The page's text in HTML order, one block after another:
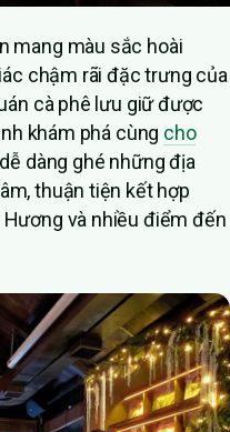
mang màu sắc hoài
chậm rãi đặc trưng của
cà phê lưu giữ được
khám phá cùng cho
dàng ghé những địa
thuận tiện kết hợp
và nhiều điểm đến